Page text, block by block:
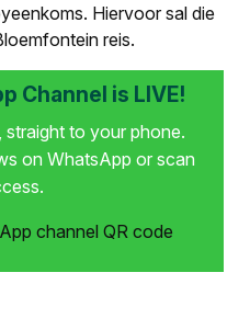
Hiervoor sal die
reis.
Channel is LIVE!
straight to your phone.
on WhatsApp or scan